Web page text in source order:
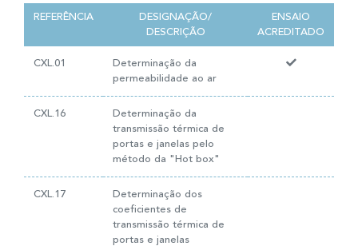
REFERÊNCIA
DESIGNAÇÃO/
DESCRIÇÃO
ENSAIO
ACREDITADO
CXL.01
Determinação da
permeabilidade ao ar
CXL.16
Determinação da
transmissão térmica de
portas e janelas pelo
método da "Hot box"
CXL.17
Determinação dos
coeficientes de
transmissão térmica de
portas e janelas